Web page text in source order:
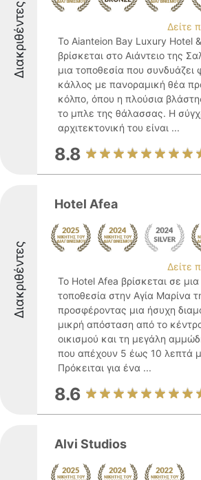
Διακριθέντες
Δείτε
Το Aianteion Bay Luxury Hotel
βρίσκεται στο Αιάντειο της
μια τοποθεσία που συνδυάζει
κάλλος με πανοραμική θέα
κόλπο, όπου η πλούσια
το μπλε της θάλασσας. Η
αρχιτεκτονική του είναι ...
8.8
Διακριθέντες
Hotel Afea
Δείτε
Το Hotel Afea βρίσκεται σε
τοποθεσία στην Αγία Μαρίνα
προσφέροντας μια ήσυχη
μικρή απόσταση από το
οικισμού και τη μεγάλη
που απέχουν 5 έως 10 λεπτά
Πρόκειται για ένα ...
8.6
Alvi Studios